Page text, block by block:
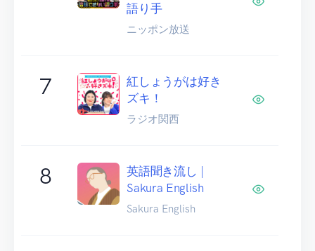
語り手
ニッポン放送
7
紅しょうがは好き
ズキ！
ラジオ関西
8
英語聞き流し |
Sakura English
Sakura English